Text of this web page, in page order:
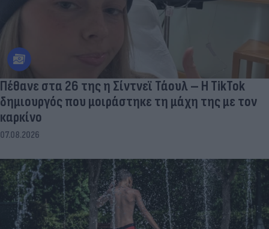
Πέθανε στα 26 της η Σίντνεϊ Τάουλ – Η TikTok
δημιουργός που μοιράστηκε τη μάχη της με τον
καρκίνο
07.08.2026